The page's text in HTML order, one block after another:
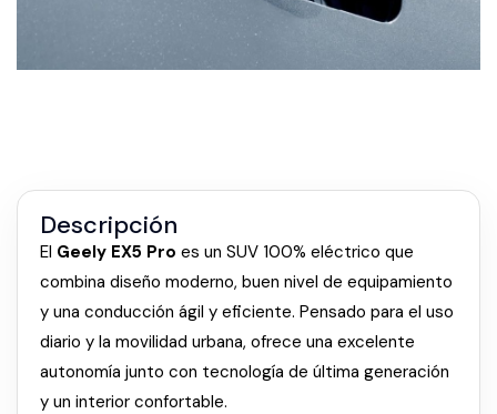
Descripción
El Geely EX5 Pro es un SUV 100% eléctrico que
combina diseño moderno, buen nivel de equipamiento
y una conducción ágil y eficiente. Pensado para el uso
diario y la movilidad urbana, ofrece una excelente
autonomía junto con tecnología de última generación
y un interior confortable.